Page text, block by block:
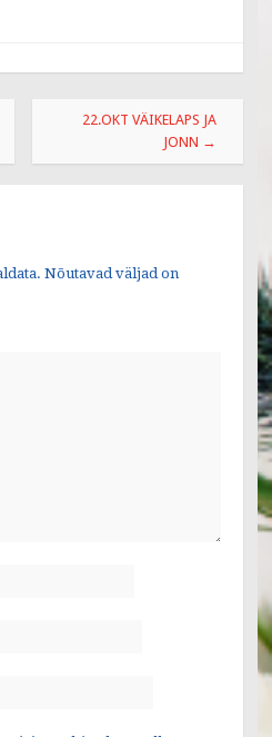
22.OKT VÄIKELAPS JA
JONN →
Nõutavad väljad on